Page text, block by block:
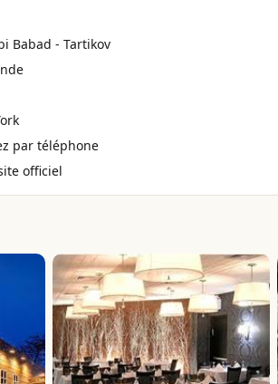
Babad - Tartikov
par téléphone
officiel